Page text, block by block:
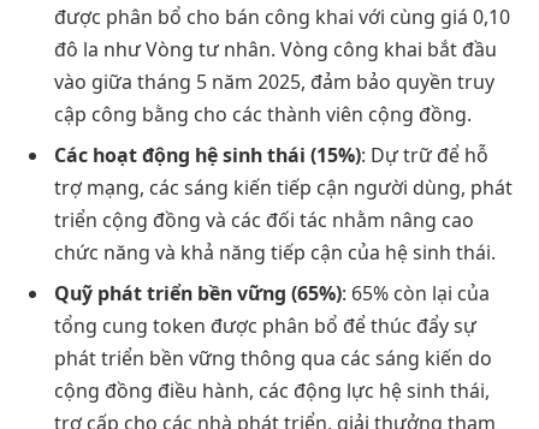
được phân bổ cho bán công khai với cùng giá 0,10
đô la như Vòng tư nhân. Vòng công khai bắt đầu
vào giữa tháng 5 năm 2025, đảm bảo quyền truy
cập công bằng cho các thành viên cộng đồng.
Các hoạt động hệ sinh thái (15%): Dự trữ để hỗ
trợ mạng, các sáng kiến tiếp cận người dùng, phát
triển cộng đồng và các đối tác nhằm nâng cao
chức năng và khả năng tiếp cận của hệ sinh thái.
Quỹ phát triển bền vững (65%): 65% còn lại của
tổng cung token được phân bổ để thúc đẩy sự
phát triển bền vững thông qua các sáng kiến do
cộng đồng điều hành, các động lực hệ sinh thái,
trợ cấp cho các nhà phát triển, giải thưởng tham